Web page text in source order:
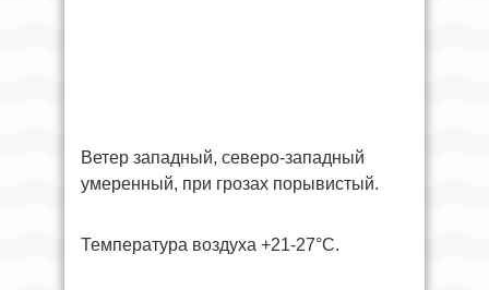
Ветер западный, северо-западный
умеренный, при грозах порывистый.
Температура воздуха +21-27°С.